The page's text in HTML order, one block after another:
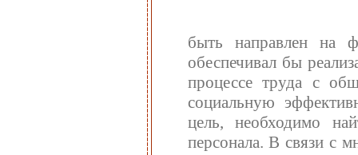
быть направлен на
обеспечивал бы
процессе труда с
социальную
цель, необходимо
персонала. В связи с